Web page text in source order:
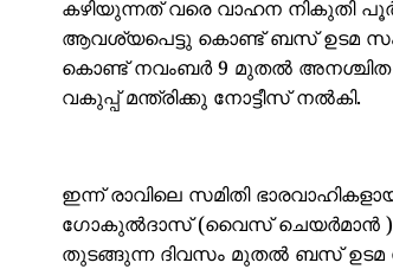
കഴിയുന്നത് വരെ വാഹന നികുതി
ആവശ്യപെട്ടു കൊണ്ട് ബസ് ഉടമ
കൊണ്ട് നവംബർ 9 മുതൽ അനശ്ചിത
വകുപ്പ് മന്ത്രിക്കു നോട്ടീസ് നൽകി.
ഇന്ന് രാവിലെ സമിതി
ഗോകുൽദാസ് (വൈസ് ചെയർമാൻ )
തുടങ്ങുന്ന ദിവസം മുതൽ ബസ് ഉടമ